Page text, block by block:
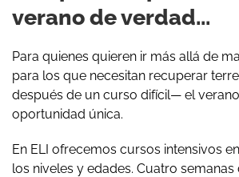
verano de verdad...
Para quienes quieren ir más allá de
para los que necesitan recuperar
después de un curso difícil— el
oportunidad única.
En ELI ofrecemos cursos intensivos
los niveles y edades. Cuatro semanas